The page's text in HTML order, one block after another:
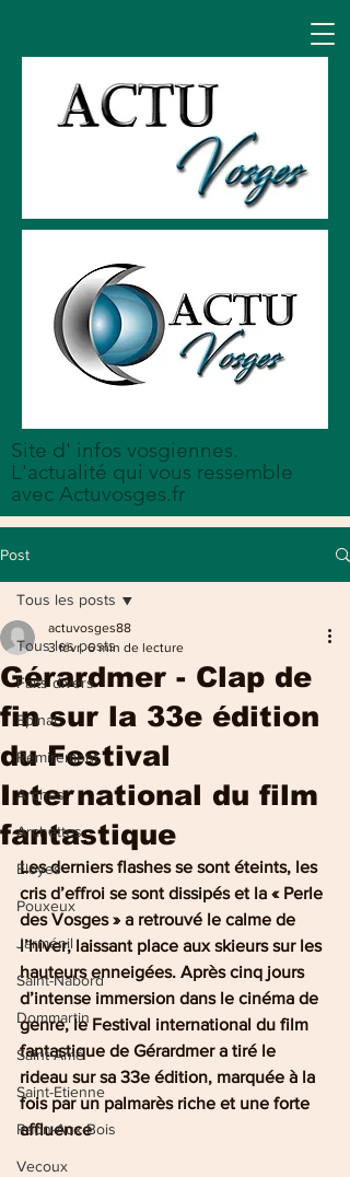
Site d' infos vosgiennes.
L'actualité qui vous ressemble
avec Actuvosges.fr
Post
Tous les posts
Faits divers
Epinal
Remiremont
Arches
Archettes
Eloyes
Pouxeux
Jarménil
Saint-Nabord
Dommartin
Saint-Amé
Saint-Etienne
Raon-Aux-Bois
Vecoux
Tous les posts
Gérardmer - Clap de
fin sur la 33e édition
du Festival
International du film
fantastique
actuvosges88
3 févr. 6 min de lecture
Les derniers flashes se sont éteints, les
cris d’effroi se sont dissipés et la « Perle
des Vosges » a retrouvé le calme de
l’hiver, laissant place aux skieurs sur les
hauteurs enneigées. Après cinq jours
d’intense immersion dans le cinéma de
genre, le Festival international du film
fantastique de Gérardmer a tiré le
rideau sur sa 33e édition, marquée à la
fois par un palmarès riche et une forte
affluence